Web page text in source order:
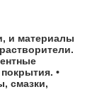
и материалы
•
смазки,